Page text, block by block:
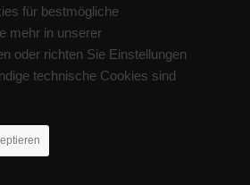
für bestmögliche
mehr in unserer
oder richten Sie Einstellungen
technische Cookies sind